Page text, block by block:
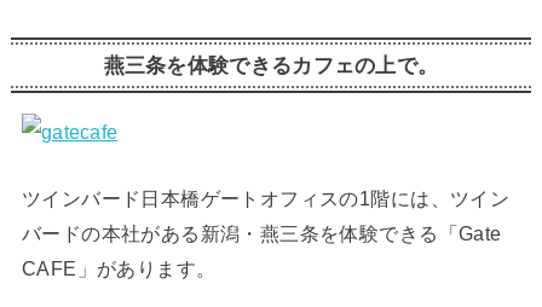
燕三条を体験できるカフェの上で。
ツインバード日本橋ゲートオフィスの1階には、ツイン
バードの本社がある新潟・燕三条を体験できる「Gate
CAFE」があります。